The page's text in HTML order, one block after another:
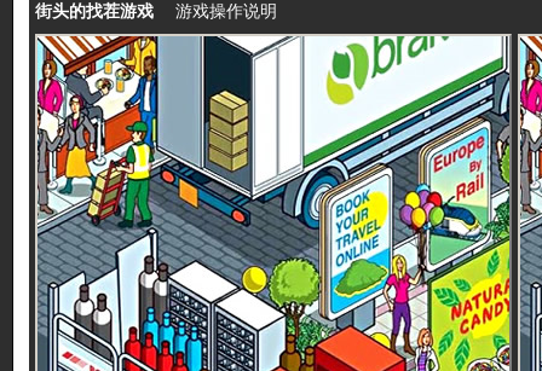
街头的找茬游戏 游戏操作说明